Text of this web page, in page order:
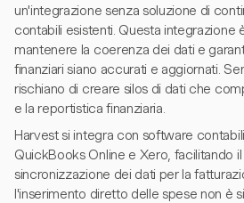
un'integrazione senza soluzione di
contabili esistenti. Questa integrazione
mantenere la coerenza dei dati e
finanziari siano accurati e aggiornati.
rischiano di creare silos di dati che
e la reportistica finanziaria.
Harvest si integra con software
QuickBooks Online e Xero, facilitando
sincronizzazione dei dati per la
l'inserimento diretto delle spese non è